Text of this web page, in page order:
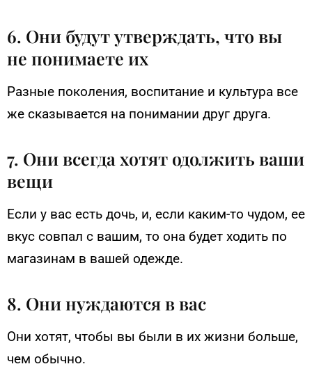
6. Они будут утверждать, что вы
не понимаете их
Разные поколения, воспитание и культура все
же сказывается на понимании друг друга.
7. Они всегда хотят одолжить ваши
вещи
Если у вас есть дочь, и, если каким-то чудом, ее
вкус совпал с вашим, то она будет ходить по
магазинам в вашей одежде.
8. Они нуждаются в вас
Они хотят, чтобы вы были в их жизни больше,
чем обычно.